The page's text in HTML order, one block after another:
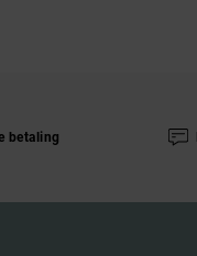
betaling